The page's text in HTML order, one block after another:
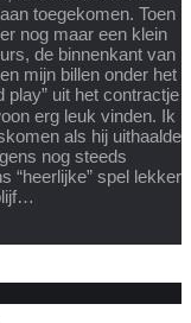
toegekomen. Toen
nog maar een klein
de binnenkant van
mijn billen onder het
uit het contractje
erg leuk vinden. Ik
als hij uithaalde
nog steeds
“heerlijke” spel lekker